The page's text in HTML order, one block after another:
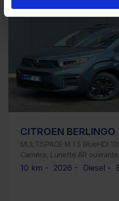
CITROEN BERLINGO
MULTISPACE M 1.5 BlueHDI
Caméra, Lunette AR ouvrante
10 km - 2026 - Diesel -